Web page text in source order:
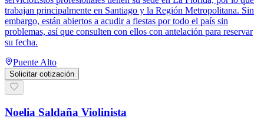
trabajan principalmente en Santiago y la Región Metropolitana. Sin
embargo, están abiertos a acudir a fiestas por todo el país sin
problemas, así que consulten con ellos con antelación para reservar
su fecha.
Puente Alto
Solicitar cotización
Noelia Saldaña Violinista